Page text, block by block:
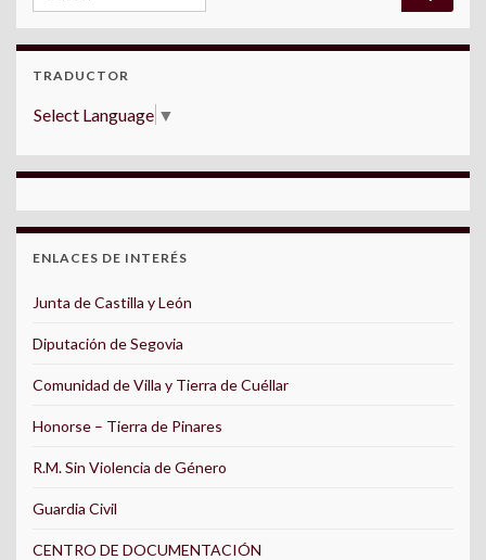
TRADUCTOR
Select Language ▼
ENLACES DE INTERÉS
Junta de Castilla y León
Diputación de Segovia
Comunidad de Villa y Tierra de Cuéllar
Honorse – Tierra de Pinares
R.M. Sin Violencia de Género
Guardia Civil
CENTRO DE DOCUMENTACIÓN